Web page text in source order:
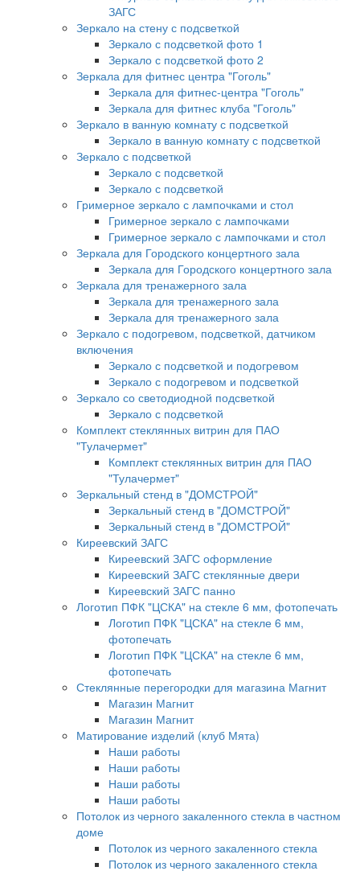
ЗАГС
Зеркало на стену с подсветкой
Зеркало с подсветкой фото 1
Зеркало с подсветкой фото 2
Зеркала для фитнес центра "Гоголь"
Зеркала для фитнес-центра "Гоголь"
Зеркала для фитнес клуба "Гоголь"
Зеркало в ванную комнату с подсветкой
Зеркало в ванную комнату с подсветкой
Зеркало с подсветкой
Зеркало с подсветкой
Зеркало с подсветкой
Гримерное зеркало с лампочками и стол
Гримерное зеркало с лампочками
Гримерное зеркало с лампочками и стол
Зеркала для Городского концертного зала
Зеркала для Городского концертного зала
Зеркала для тренажерного зала
Зеркала для тренажерного зала
Зеркала для тренажерного зала
Зеркало с подогревом, подсветкой, датчиком
включения
Зеркало с подсветкой и подогревом
Зеркало с подогревом и подсветкой
Зеркало со светодиодной подсветкой
Зеркало с подсветкой
Комплект стеклянных витрин для ПАО
"Тулачермет"
Комплект стеклянных витрин для ПАО
"Тулачермет"
Зеркальный стенд в "ДОМСТРОЙ"
Зеркальный стенд в "ДОМСТРОЙ"
Зеркальный стенд в "ДОМСТРОЙ"
Киреевский ЗАГС
Киреевский ЗАГС оформление
Киреевский ЗАГС стеклянные двери
Киреевский ЗАГС панно
Логотип ПФК "ЦСКА" на стекле 6 мм, фотопечать
Логотип ПФК "ЦСКА" на стекле 6 мм,
фотопечать
Логотип ПФК "ЦСКА" на стекле 6 мм,
фотопечать
Стеклянные перегородки для магазина Магнит
Магазин Магнит
Магазин Магнит
Матирование изделий (клуб Мята)
Наши работы
Наши работы
Наши работы
Наши работы
Потолок из черного закаленного стекла в частном
доме
Потолок из черного закаленного стекла
Потолок из черного закаленного стекла